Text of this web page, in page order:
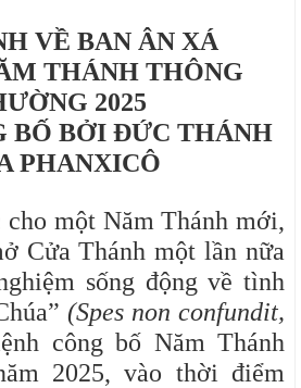
VỀ BAN ÂN XÁ
THÁNH THÔNG
2025
BỐ BỞI ĐỨC THÁNH
PHANXICÔ
cho một Năm Thánh mới,
Cửa Thánh một lần nữa
sống động về tình
(Spes non confundit,
công bố Năm Thánh
2025, vào thời điểm